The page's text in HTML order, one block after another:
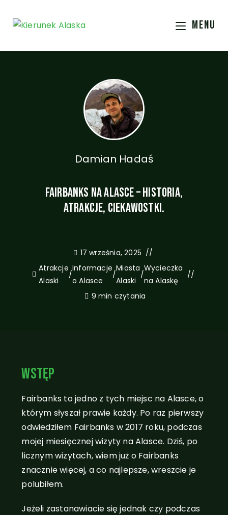
MENU
Damian Hadaś
Fairbanks Na Alasce – Historia,
Atrakcje, Ciekawostki.
17 września, 2025
Atrakcje
Alaski
/
Informacje
o Alasce
/
Miasta
Alaski
/
Wycieczka
na Alaskę
9 min czytania
Wstęp
Fairbanks to jedno z tych miejsc na Alasce, o
którym słyszał prawie każdy. Po raz pierwszy
odwiedziłem Fairbanks w 2017 roku, podczas
mojej miesięcznej wizyty na Alasce. Dziś, po
licznym wizytach, wiem już o Fairbanks
znacznie więcej, a co najlepsze, wreszcie je
polubiłem.
Jeżeli zastanawiacie się jednak czy podczas